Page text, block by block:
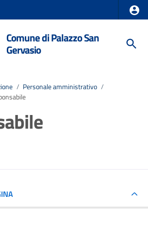
Comune di Palazzo San
Gervasio
/ Personale amministrativo /